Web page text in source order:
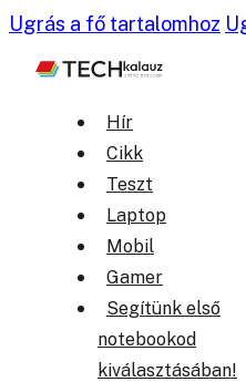
Ugrás a fő tartalomhoz
Hír
Cikk
Teszt
Laptop
Mobil
Gamer
Segítünk első
notebookod
kiválasztásában!